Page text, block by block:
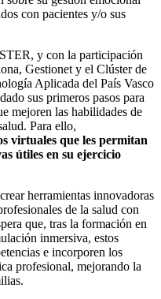
con pacientes y/o sus
y con la participación
Gestionet y el Clúster de
Aplicada del País Vasco
sus primeros pasos para
mejoren las habilidades de
Para ello,
virtuales que les permitan
útiles en su ejercicio
herramientas innovadoras
de la salud con
que, tras la formación en
inmersiva, estos
e incorporen los
profesional, mejorando la